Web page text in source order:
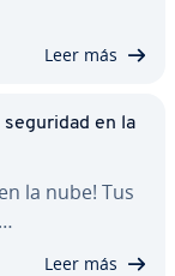
Leer más
en la
la nube! Tus
Leer más